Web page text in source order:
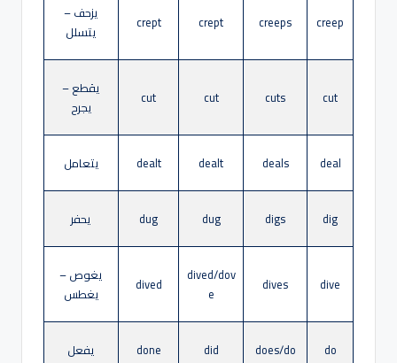
creep
creeps
crept
crept
يزحف –
يتسلل
cut
cuts
cut
cut
يقطع –
يجرح
deal
deals
dealt
dealt يتعامل
dig
digs
dug
dug يحفر
dive
dives
dived/dov
e
dived
يغوص –
يغطس
do
does/do
did
done يفعل